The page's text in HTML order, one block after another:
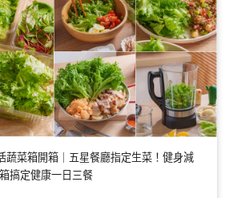
蔬菜箱開箱｜五星餐廳指定生菜！健身減
搞定健康一日三餐